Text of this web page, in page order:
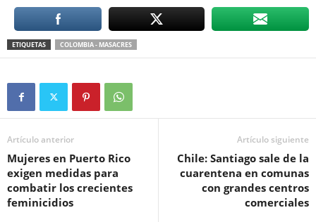
ETIQUETAS COLOMBIA - MASACRES
Artículo anterior
Mujeres en Puerto Rico
exigen medidas para
combatir los crecientes
feminicidios
Artículo siguiente
Chile: Santiago sale de la
cuarentena en comunas
con grandes centros
comerciales